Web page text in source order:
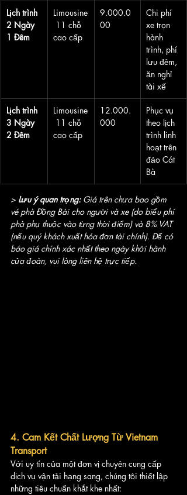
Lịch trình
2 Ngày
1 Đêm
Limousine
11 chỗ
cao cấp
9.000.0
00
Chi phí
xe trọn
hành
trình, phí
lưu đêm,
ăn nghỉ
tài xế
Lịch trình
3 Ngày
2 Đêm
Limousine
11 chỗ
cao cấp
12.000.
000
Phục vụ
theo lịch
trình linh
hoạt trên
đảo Cát
Bà
> Lưu ý quan trọng: Giá trên chưa bao gồm
vé phà Đồng Bài cho người và xe (do biểu phí
phà phụ thuộc vào từng thời điểm) và 8% VAT
(nếu quý khách xuất hóa đơn tài chính). Để có
báo giá chính xác nhất theo ngày khởi hành
của đoàn, vui lòng liên hệ trực tiếp.
4. Cam Kết Chất Lượng Từ Vietnam
Transport
Với uy tín của một đơn vị chuyên cung cấp
dịch vụ vận tải hạng sang, chúng tôi thiết lập
những tiêu chuẩn khắt khe nhất: